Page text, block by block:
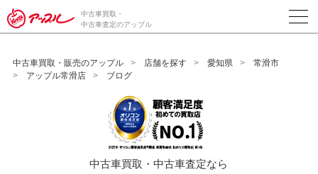
/*ABテスト_新規査定フォームの為のCVボタン*/
中古車買取・
中古車査定のアップル
中古車買取・販売のアップル 店舗を探す 愛知県
常滑市
アップル常滑店
ブログ
中古車買取・中古車査定なら